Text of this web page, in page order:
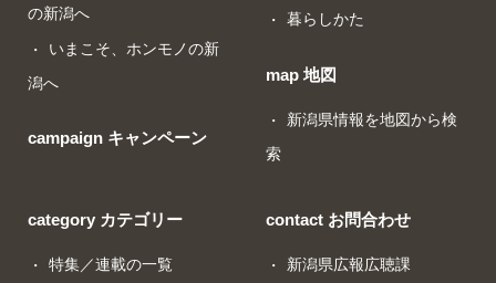
の新潟へ
いまこそ、ホンモノの新
潟へ
campaign キャンペーン
暮らしかた
map 地図
新潟県情報を地図から検
索
category カテゴリー
特集／連載の一覧
contact お問合わせ
新潟県広報広聴課